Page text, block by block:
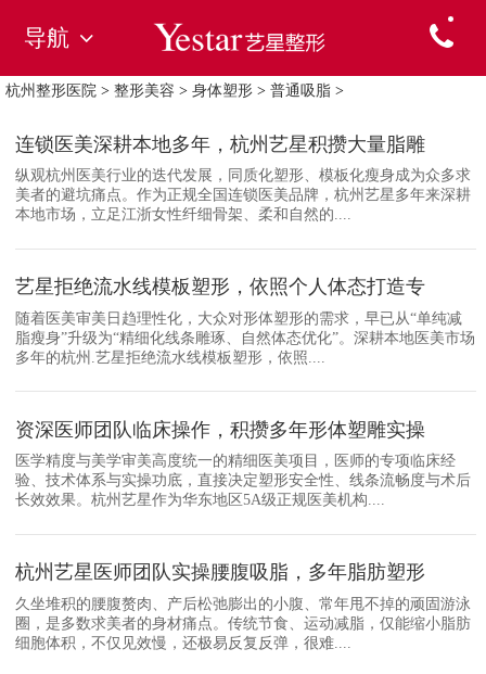
导航
杭州整形医院 > 整形美容 > 身体塑形 > 普通吸脂 >
连锁医美深耕本地多年，杭州艺星积攒大量脂雕
纵观杭州医美行业的迭代发展，同质化塑形、模板化瘦身成为众多求
美者的避坑痛点。作为正规全国连锁医美品牌，杭州艺星多年来深耕
本地市场，立足江浙女性纤细骨架、柔和自然的....
艺星拒绝流水线模板塑形，依照个人体态打造专
随着医美审美日趋理性化，大众对形体塑形的需求，早已从“单纯减
脂瘦身”升级为“精细化线条雕琢、自然体态优化”。深耕本地医美市场
多年的杭州.艺星拒绝流水线模板塑形，依照....
资深医师团队临床操作，积攒多年形体塑雕实操
医学精度与美学审美高度统一的精细医美项目，医师的专项临床经
验、技术体系与实操功底，直接决定塑形安全性、线条流畅度与术后
长效效果。杭州艺星作为华东地区5A级正规医美机构....
杭州艺星医师团队实操腰腹吸脂，多年脂肪塑形
久坐堆积的腰腹赘肉、产后松弛膨出的小腹、常年甩不掉的顽固游泳
圈，是多数求美者的身材痛点。传统节食、运动减脂，仅能缩小脂肪
细胞体积，不仅见效慢，还极易反复反弹，很难....